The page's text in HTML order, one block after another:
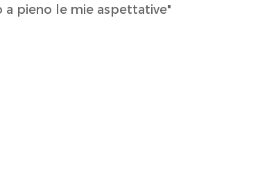
pieno le mie aspettative"